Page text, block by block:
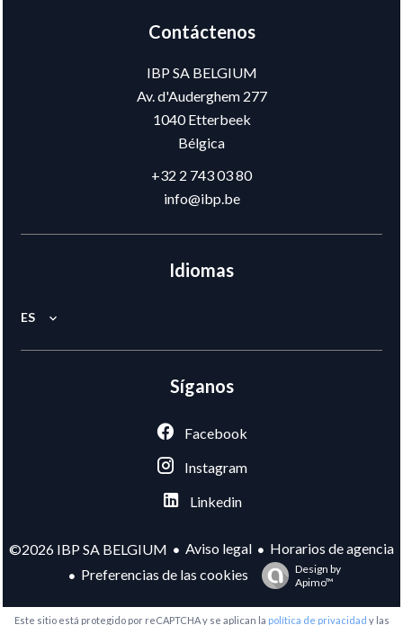
Contáctenos
IBP SA BELGIUM
Av. d'Auderghem 277
1040Etterbeek
Bélgica
+32 2 743 03 80
info@ibp.be
Idiomas
ES
Síganos
Facebook
Instagram
Linkedin
©2026 IBP SA BELGIUM Aviso legal
Horarios de agencia
Preferencias de las cookies
Design by
Apimo™
Este sitio está protegido por reCAPTCHA y se aplican la política de privacidad y las